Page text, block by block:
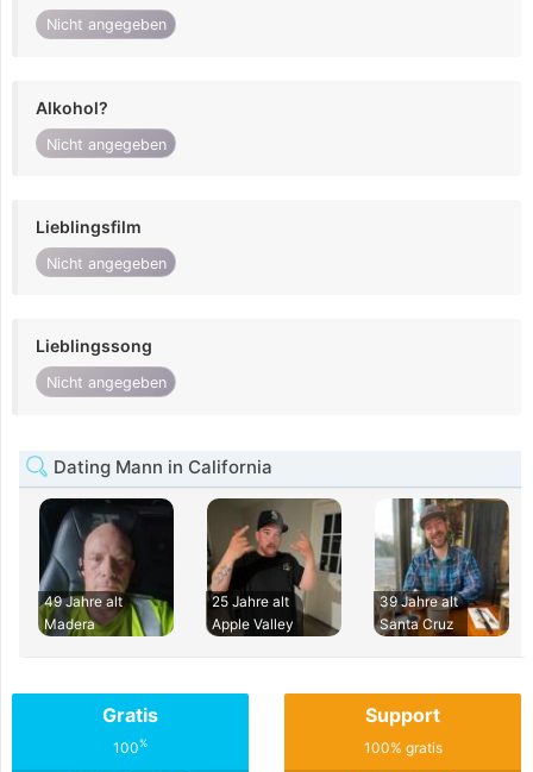
Nicht angegeben
Alkohol?
Nicht angegeben
Lieblingsfilm
Nicht angegeben
Lieblingssong
Nicht angegeben
Dating Mann in California
49 Jahre alt
Madera
25 Jahre alt
Apple Valley
39 Jahre alt
Santa Cruz
Gratis
100%
Support
100% gratis